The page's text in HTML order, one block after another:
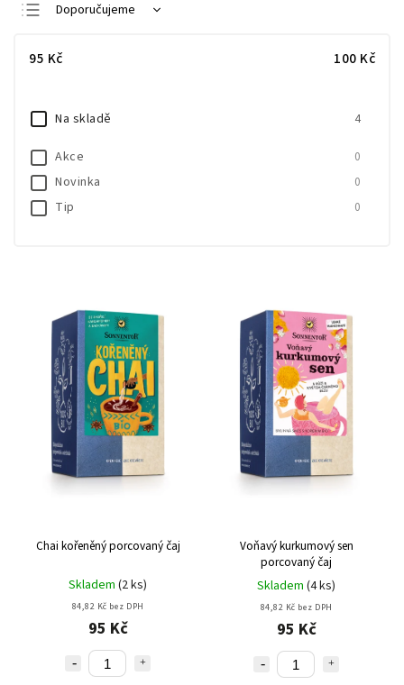
Doporučujeme
Nejdražší
Abecedně
95 Kč 100 Kč
Na skladě 4
Akce 0
Novinka 0
Tip 0
Chai kořeněný porcovaný čaj
Skladem (2 ks)
84,82 Kč bez DPH
95 Kč
Voňavý kurkumový sen
porcovaný čaj
Skladem (4 ks)
84,82 Kč bez DPH
95 Kč